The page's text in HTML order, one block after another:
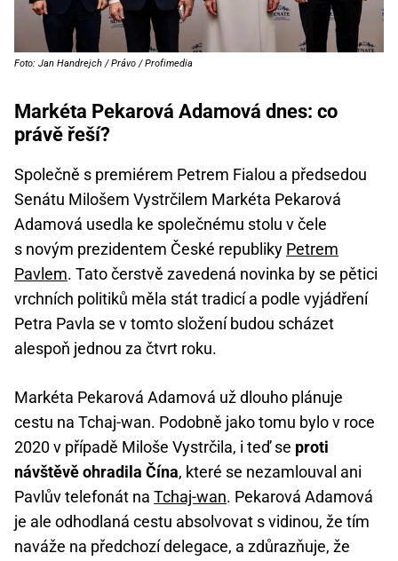
Foto: Jan Handrejch / Právo / Profimedia
Markéta Pekarová Adamová dnes: co
právě řeší?
Společně s premiérem Petrem Fialou a předsedou
Senátu Milošem Vystrčilem Markéta Pekarová
Adamová usedla ke společnému stolu v čele
s novým prezidentem České republiky Petrem
Pavlem. Tato čerstvě zavedená novinka by se pětici
vrchních politiků měla stát tradicí a podle vyjádření
Petra Pavla se v tomto složení budou scházet
alespoň jednou za čtvrt roku.
Markéta Pekarová Adamová už dlouho plánuje
cestu na Tchaj-wan. Podobně jako tomu bylo v roce
2020 v případě Miloše Vystrčila, i teď se proti
návštěvě ohradila Čína, které se nezamlouval ani
Pavlův telefonát na Tchaj-wan. Pekarová Adamová
je ale odhodlaná cestu absolvovat s vidinou, že tím
naváže na předchozí delegace, a zdůrazňuje, že